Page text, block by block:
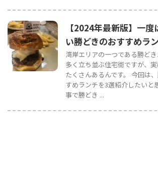
【2024年最新版】一
い勝どきのおすすめラ
湾岸エリアの一つである勝ど
多く立ち並ぶ住宅街ですが、
たくさんあるんです。 今回は
すめランチを3選紹介したいと
事で勝どき ...